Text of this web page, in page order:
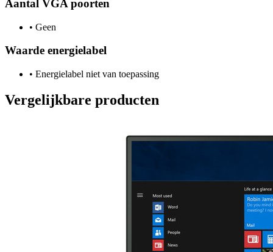
Aantal VGA poorten
• Geen
Waarde energielabel
• Energielabel niet van toepassing
Vergelijkbare producten